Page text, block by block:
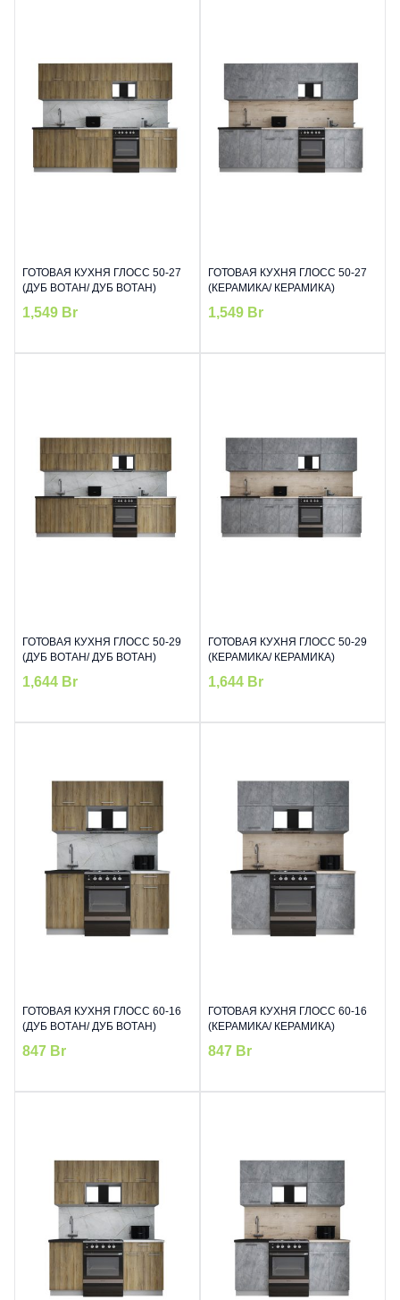
ГОТОВАЯ КУХНЯ ГЛОСС 50-27
(ДУБ ВОТАН/ ДУБ ВОТАН)
1,549 Br
ГОТОВАЯ КУХНЯ ГЛОСС 50-27
(КЕРАМИКА/ КЕРАМИКА)
1,549 Br
ГОТОВАЯ КУХНЯ ГЛОСС 50-29
(ДУБ ВОТАН/ ДУБ ВОТАН)
1,644 Br
ГОТОВАЯ КУХНЯ ГЛОСС 50-29
(КЕРАМИКА/ КЕРАМИКА)
1,644 Br
ГОТОВАЯ КУХНЯ ГЛОСС 60-16
(ДУБ ВОТАН/ ДУБ ВОТАН)
847 Br
ГОТОВАЯ КУХНЯ ГЛОСС 60-16
(КЕРАМИКА/ КЕРАМИКА)
847 Br